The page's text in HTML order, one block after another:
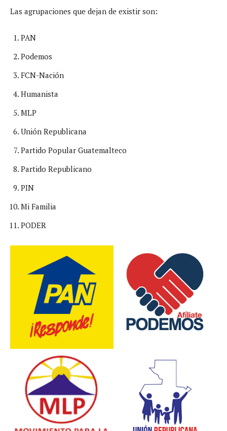
Las agrupaciones que dejan de existir son:
PAN
Podemos
FCN-Nación
Humanista
MLP
Unión Republicana
Partido Popular Guatemalteco
Partido Republicano
PIN
Mi Familia
PODER